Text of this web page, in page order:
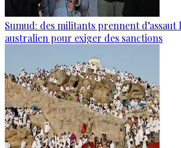
Sumud: des militants prennent
australien pour exiger des sanctions